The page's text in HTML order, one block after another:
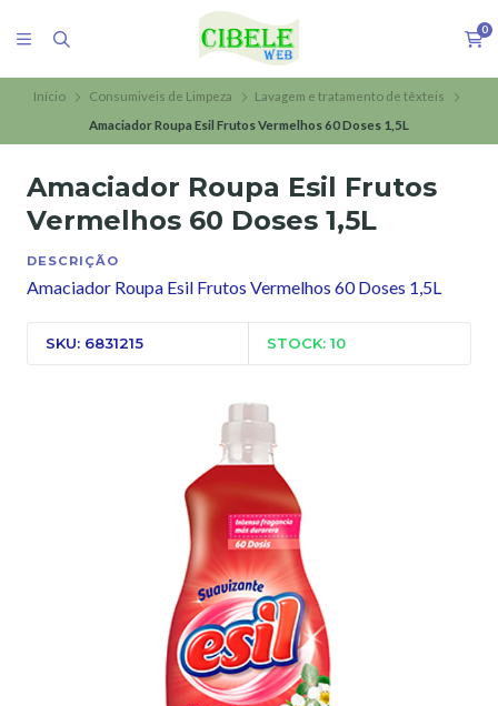
0
Início Consumiveis de Limpeza
Lavagem e tratamento de têxteis
Amaciador Roupa Esil Frutos Vermelhos 60 Doses 1,5L
Amaciador Roupa Esil Frutos
Vermelhos 60 Doses 1,5L
DESCRIÇÃO
Amaciador Roupa Esil Frutos Vermelhos 60 Doses 1,5L
SKU: 6831215 STOCK: 10